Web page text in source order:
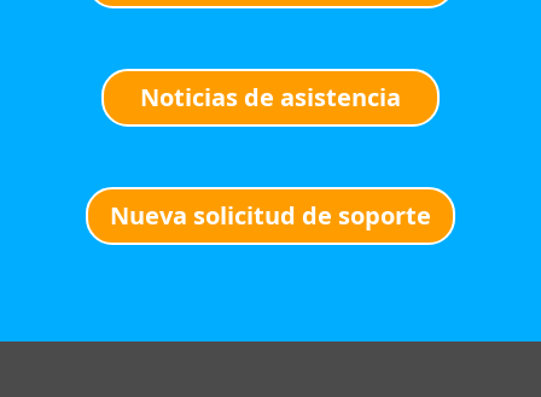
Noticias de asistencia
Nueva solicitud de soporte